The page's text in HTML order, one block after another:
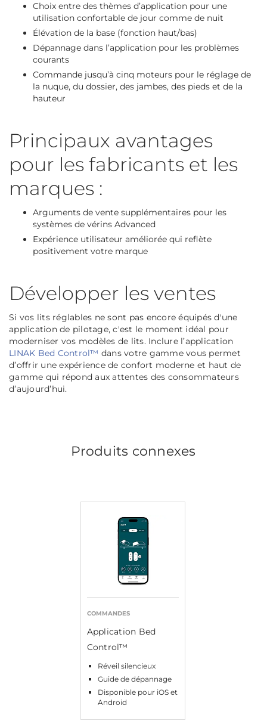
Choix entre des thèmes d’application pour une
utilisation confortable de jour comme de nuit
Élévation de la base (fonction haut/bas)
Dépannage dans l’application pour les problèmes
courants
Commande jusqu’à cinq moteurs pour le réglage de
la nuque, du dossier, des jambes, des pieds et de la
hauteur
Principaux avantages
pour les fabricants et les
marques :
Arguments de vente supplémentaires pour les
systèmes de vérins Advanced
Expérience utilisateur améliorée qui reflète
positivement votre marque
Développer les ventes
Si vos lits réglables ne sont pas encore équipés d'une
application de pilotage, c'est le moment idéal pour
moderniser vos modèles de lits. Inclure l’application
LINAK Bed Control™ dans votre gamme vous permet
d’offrir une expérience de confort moderne et haut de
gamme qui répond aux attentes des consommateurs
d’aujourd’hui.
Produits connexes
COMMANDES
Application Bed
Control™
Réveil silencieux
Guide de dépannage
Disponible pour iOS et
Android